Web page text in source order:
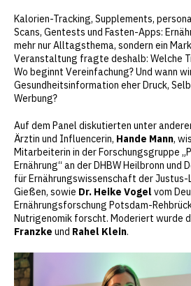
Kalorien-Tracking, Supplements,
Scans, Gentests und Fasten-Apps:
mehr nur Alltagsthema, sondern ein
Veranstaltung fragte deshalb: Welche
Wo beginnt Vereinfachung? Und wann
Gesundheitsinformation eher Druck,
Werbung?
Auf dem Panel diskutierten unter
Ärztin und Influencerin, Hande Mann,
Mitarbeiterin in der Forschungsgruppe
Ernährung“ an der DHBW Heilbronn
für Ernährungswissenschaft der
Gießen, sowie Dr. Heike Vogelvom
Ernährungsforschung Potsdam-
Nutrigenomik forscht. Moderiert wurde
Franzke und Rahel Klein.